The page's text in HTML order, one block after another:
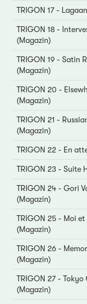
TRIGON 17 -
TRIGON 18 -
(Magazin)
TRIGON 19 - Satin
(Magazin)
TRIGON 20 -
(Magazin)
TRIGON 21 -
(Magazin)
TRIGON 22 - En
TRIGON 23 - Suite
TRIGON 24 - Gori
(Magazin)
TRIGON 25 - Moi
(Magazin)
TRIGON 26 -
(Magazin)
TRIGON 27 -
(Magazin)